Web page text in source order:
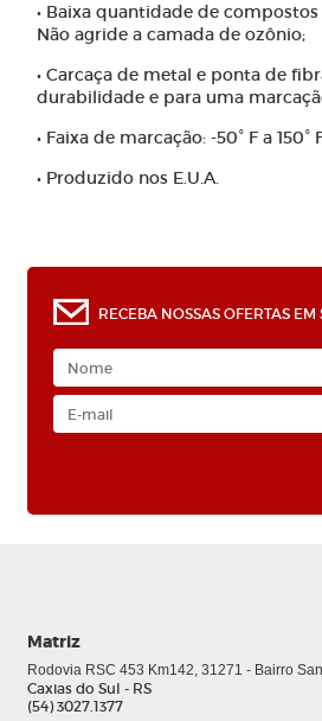
• Baixa quantidade de
Não agride a camada de ozônio;
• Carcaça de metal e ponta de
durabilidade e para uma
• Faixa de marcação: -50° F a 150°
• Produzido nos E.U.A.
RECEBA NOSSAS OFERTAS EM
Matriz
Rodovia RSC 453 Km142, 31271 - Bairro
Caxias do Sul - RS
(54) 3027.1377